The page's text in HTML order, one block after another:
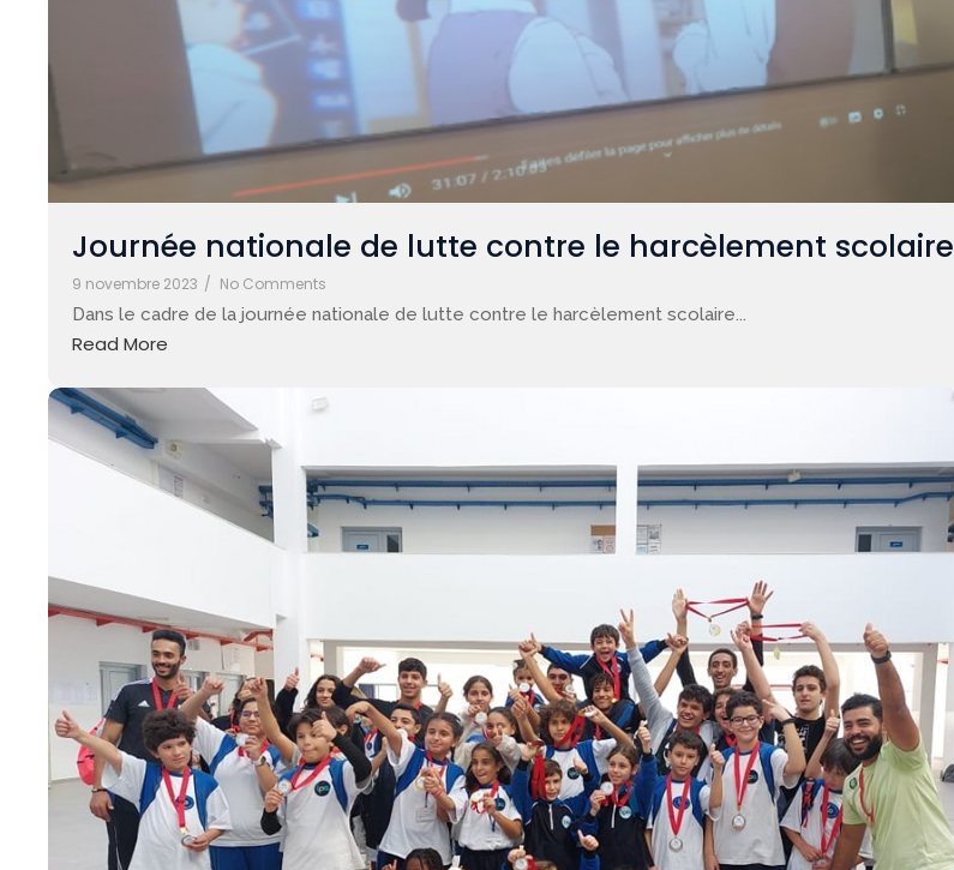
Journée nationale de lutte contre le harcèlement scolaire
9 novembre 2023 / No Comments
Dans le cadre de la journée nationale de lutte contre le harcèlement scolaire...
Read More